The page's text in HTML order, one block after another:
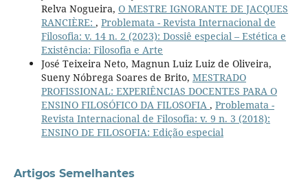
Relva Nogueira, O MESTRE IGNORANTE DE JACQUES
RANCIÈRE: , Problemata - Revista Internacional de
Filosofia: v. 14 n. 2 (2023): Dossiê especial – Estética e
Existência: Filosofia e Arte
José Teixeira Neto, Magnun Luiz Luiz de Oliveira,
Sueny Nóbrega Soares de Brito, MESTRADO
PROFISSIONAL: EXPERIÊNCIAS DOCENTES PARA O
ENSINO FILOSÓFICO DA FILOSOFIA , Problemata -
Revista Internacional de Filosofia: v. 9 n. 3 (2018):
ENSINO DE FILOSOFIA: Edição especial
Artigos Semelhantes